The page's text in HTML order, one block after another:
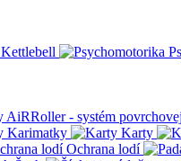
Kettlebell
AiRRoller - systém
Karimatky Karty
Ochrana lodí